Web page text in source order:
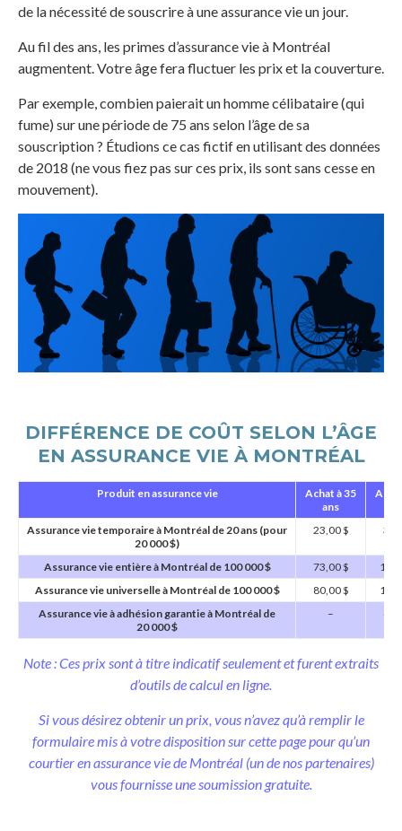
de la nécessité de souscrire à une assurance vie un jour.
Au fil des ans, les primes d’assurance vie à Montréal
augmentent. Votre âge fera fluctuer les prix et la couverture.
Par exemple, combien paierait un homme célibataire (qui
fume) sur une période de 75 ans selon l’âge de sa
souscription ? Étudions ce cas fictif en utilisant des données
de 2018 (ne vous fiez pas sur ces prix, ils sont sans cesse en
mouvement).
DIFFÉRENCE DE COÛT SELON L’ÂGE
EN ASSURANCE VIE À MONTRÉAL
Produit en assurance vie
Achat à 35
ans
Assurance vie temporaire à Montréal de 20 ans (pour
20 000 $)
23,00 $
Assurance vie entière à Montréal de 100 000 $ 73,00 $
Assurance vie universelle à Montréal de 100 000 $
80,00 $
Assurance vie à adhésion garantie à Montréal de
20 000 $
–
Note : Ces prix sont à titre indicatif seulement et furent extraits
d’outils de calcul en ligne.
Si vous désirez obtenir un prix, vous n’avez qu’à remplir le
formulaire mis à votre disposition sur cette page pour qu’un
courtier en assurance vie de Montréal (un de nos partenaires)
vous fournisse une soumission gratuite.